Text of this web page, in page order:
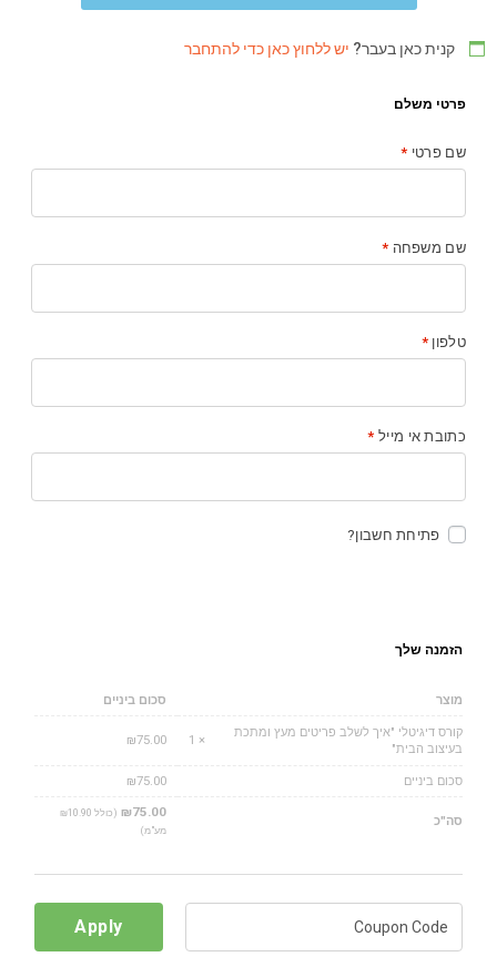
קנית כאן בעבר? יש ללחוץ כאן כדי להתחבר
פרטי משלם
שם פרטי *
שם משפחה *
טלפון *
כתובת אי מייל *
פתיחת חשבון?
הזמנה שלך
מוצר סכום ביניים
קורס דיגיטלי "איך לשלב פריטים מעץ ומתכת
בעיצוב הבית"
× 1
₪75.00
סכום ביניים ₪75.00
סה"כ
₪75.00 (כולל ₪10.90
מע"מ)
Apply